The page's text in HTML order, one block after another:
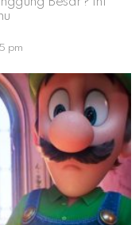
pm